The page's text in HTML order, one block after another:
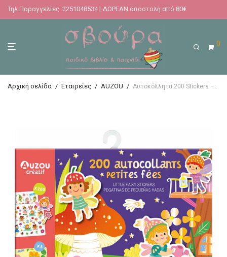
Τηλ.Παραγγελίες: 2251048534 | ΔΩΡΕΑΝ αποστολή από 80€
0
Αρχική σελίδα / Εταιρείες / AUZOU / Αυτοκόλλητα 200 Stickers – Little Fairies